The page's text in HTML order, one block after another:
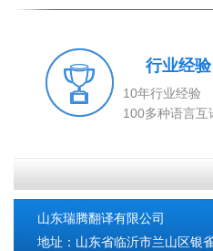
行业经验
10年行业经验
100多种语言互
山东瑞腾翻译有限公司
地址：山东省临沂市兰山区银